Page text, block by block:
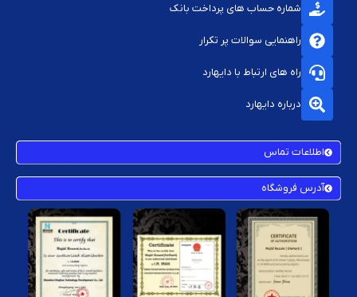
شماره حساب های پرداخت بانک
راهنمایی سوالات پر تکرار
راه های ارتباط با دایهارد
درباره دایهارد
اطلاعات تماس
آدرس فروشگاه